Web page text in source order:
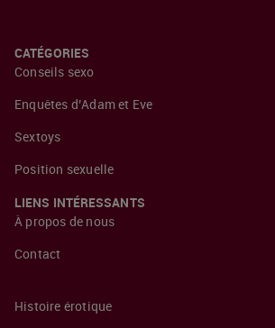
CATÉGORIES
Conseils sexo
Enquêtes d’Adam et Eve
Sextoys
Position sexuelle
LIENS INTÉRESSANTS
À propos de nous
Contact
Histoire érotique